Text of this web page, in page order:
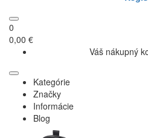
0
0,00 €
Váš nákupný
Kategórie
Značky
Informácie
Blog